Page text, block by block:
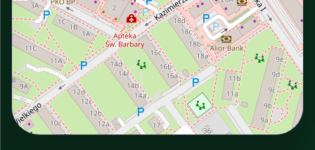
INTERACTIVE VIEW